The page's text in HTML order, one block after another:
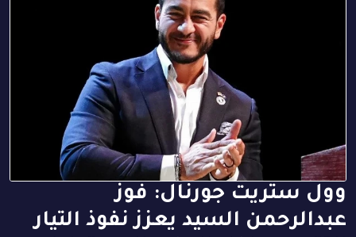
وول ستريت جورنال: فوز
عبدالرحمن السيد يعزز نفوذ التيار